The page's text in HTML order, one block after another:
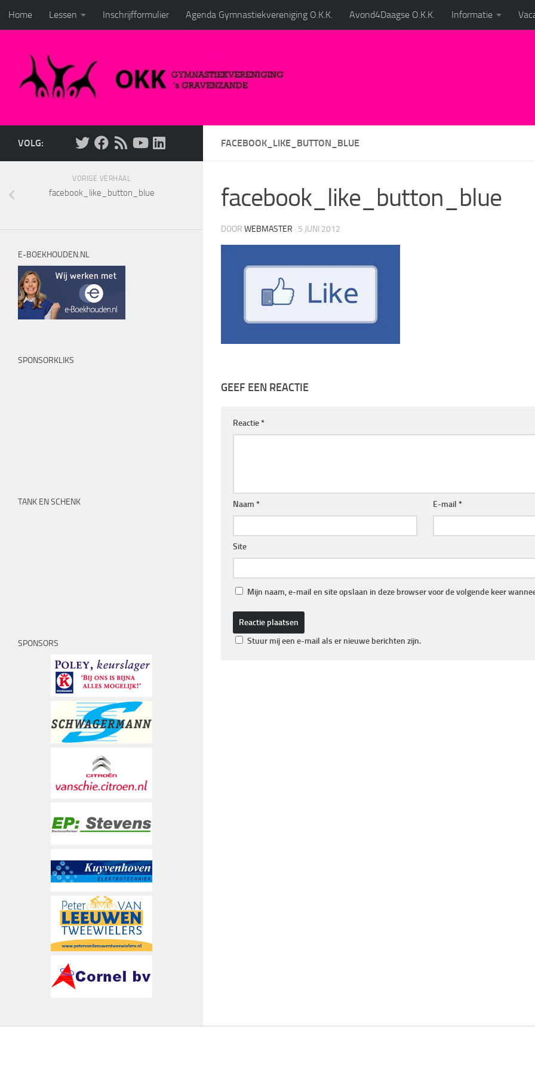
Doorgaan naar inhoud
Home Lessen Inschrijfformulier Agenda Gymnastiekvereniging O.K.K. Avond4Daagse O.K.K. Informatie
FACEBOOK_LIKE_BUTTON_BLUE
facebook_like_button_blue
DOOR WEBMASTER · 5 JUNI 2012
GEEF EEN REACTIE
Reactie*
Naam * E-mail *
Site
Mijn naam, e-mail en site opslaan in deze browser voor de volgende keer
Stuur mij een e-mail als er nieuwe berichten zijn.
VOLG:
VORIGE VERHAAL
facebook_like_button_blue
E-BOEKHOUDEN.NL
SPONSORKLIKS
TANK EN SCHENK
SPONSORS